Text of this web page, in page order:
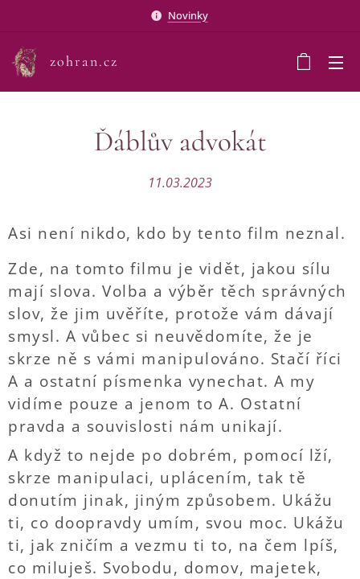
Novinky
zohran.cz
Ďáblův advokát
11.03.2023
Asi není nikdo, kdo by tento film neznal.
Zde, na tomto filmu je vidět, jakou sílu
mají slova. Volba a výběr těch správných
slov, že jim uvěříte, protože vám dávají
smysl. A vůbec si neuvědomíte, že je
skrze ně s vámi manipulováno. Stačí říci
A a ostatní písmenka vynechat. A my
vidíme pouze a jenom to A. Ostatní
pravda a souvislosti nám unikají.
A když to nejde po dobrém, pomocí lží,
skrze manipulaci, uplácením, tak tě
donutím jinak, jiným způsobem. Ukážu
ti, co doopravdy umím, svou moc. Ukážu
ti, jak zničím a vezmu ti to, na čem lpíš,
co miluješ. Svobodu, domov, majetek,